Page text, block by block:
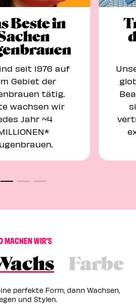
Beste in
seit 1976 auf
Gebiet der
tätig.
wachsen wir
Jahr ~4
MACHENWIR'S
Farbe
perfekte Form, dann Wachsen,
und Stylen.